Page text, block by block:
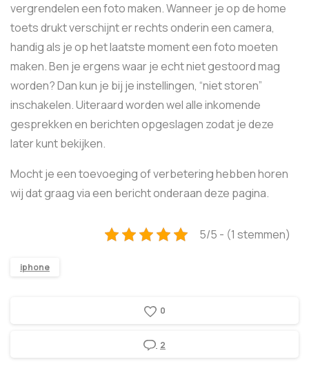
vergrendelen een foto maken. Wanneer je op de home
toets drukt verschijnt er rechts onderin een camera,
handig als je op het laatste moment een foto moeten
maken. Ben je ergens waar je echt niet gestoord mag
worden? Dan kun je bij je instellingen, “niet storen”
inschakelen. Uiteraard worden wel alle inkomende
gesprekken en berichten opgeslagen zodat je deze
later kunt bekijken.
Mocht je een toevoeging of verbetering hebben horen
wij dat graag via een bericht onderaan deze pagina.
5/5 - (1 stemmen)
iphone
0
2